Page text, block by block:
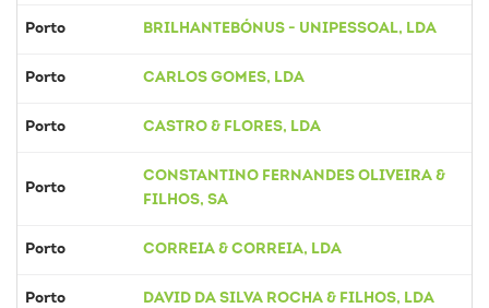
Porto BRILHANTEBÓNUS - UNIPESSOAL, LDA
Porto CARLOS GOMES, LDA
Porto CASTRO & FLORES, LDA
Porto
CONSTANTINO FERNANDES OLIVEIRA &
FILHOS, SA
Porto CORREIA & CORREIA, LDA
Porto DAVID DA SILVA ROCHA & FILHOS, LDA